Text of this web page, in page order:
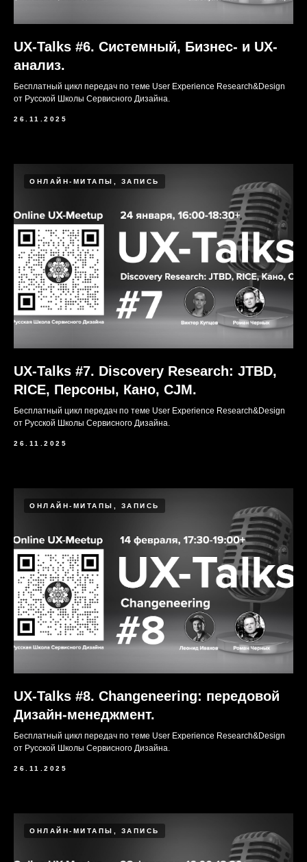
UX-Talks #6. Системный, Бизнес- и UX-
анализ.
Бесплатный цикл передач по теме User Experience Research&Design
от Русской Школы Сервисного Дизайна.
26.11.2025
ОНЛАЙН-МИТАПЫ, ЗАПИСЬ
UX-Talks #7. Discovery Research: JTBD,
RICE, Персоны, Кано, CJM.
Бесплатный цикл передач по теме User Experience Research&Design
от Русской Школы Сервисного Дизайна.
26.11.2025
ОНЛАЙН-МИТАПЫ, ЗАПИСЬ
UX-Talks #8. Changeneering: передовой
Дизайн-менеджмент.
Бесплатный цикл передач по теме User Experience Research&Design
от Русской Школы Сервисного Дизайна.
26.11.2025
ОНЛАЙН-МИТАПЫ, ЗАПИСЬ